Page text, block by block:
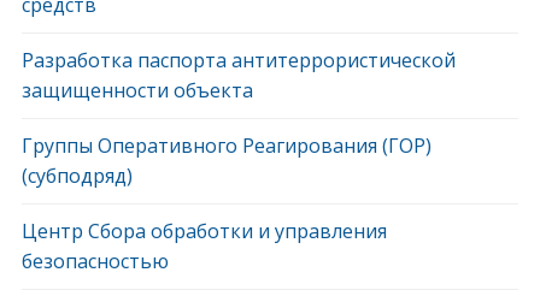
Разработка паспорта антитеррористической
защищенности объекта
Группы Оперативного Реагирования (ГОР)
(субподряд)
Центр Сбора обработки и управления
безопасностью